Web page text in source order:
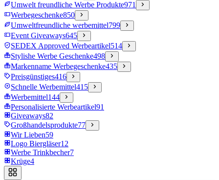
Umwelt freundliche Werbe Produkte971
Werbegeschenke850
Umweltfreundliche werbemittel799
Event Giveaways645
SEDEX Approved Werbeartikel514
Stylishe Werbe Geschenke498
Markenname Werbegeschenke435
Preisgünstiges416
Schnelle Werbemittel415
Werbemittel144
Personalisierte Werbeartikel91
Giveaways82
Großhandelsprodukte77
Wir Lieben59
Logo Biergläser12
Werbe Trinkbecher7
Krüge4